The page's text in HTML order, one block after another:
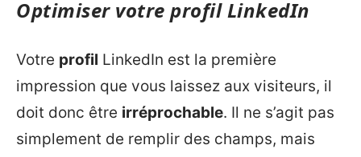
Optimiser votre profil LinkedIn
Votre profil LinkedIn est la première
impression que vous laissez aux visiteurs, il
doit donc être irréprochable. Il ne s’agit pas
simplement de remplir des champs, mais